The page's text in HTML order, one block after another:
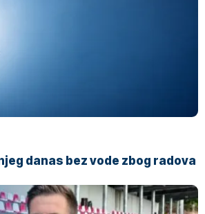
danas bez vode zbog radova